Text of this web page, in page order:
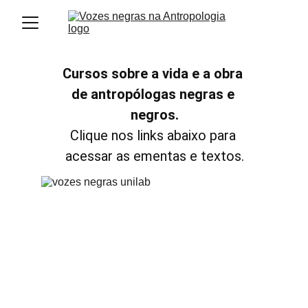
Cursos sobre a vida e a obra
de antropólogas negras e
negros.
Clique nos links abaixo para
acessar as ementas e textos.